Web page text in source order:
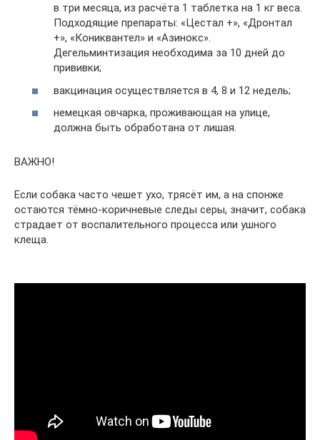
в три месяца, из расчёта 1 таблетка на 1 кг веса.
Подходящие препараты: «Цестал +», «Дронтал
+», «Кониквантел» и «Азинокс».
Дегельминтизация необходима за 10 дней до
прививки;
вакцинация осуществляется в 4, 8 и 12 недель;
немецкая овчарка, проживающая на улице,
должна быть обработана от лишая.
ВАЖНО!
Если собака часто чешет ухо, трясёт им, а на спонже
остаются тёмно-коричневые следы серы, значит, собака
страдает от воспалительного процесса или ушного
клеща.